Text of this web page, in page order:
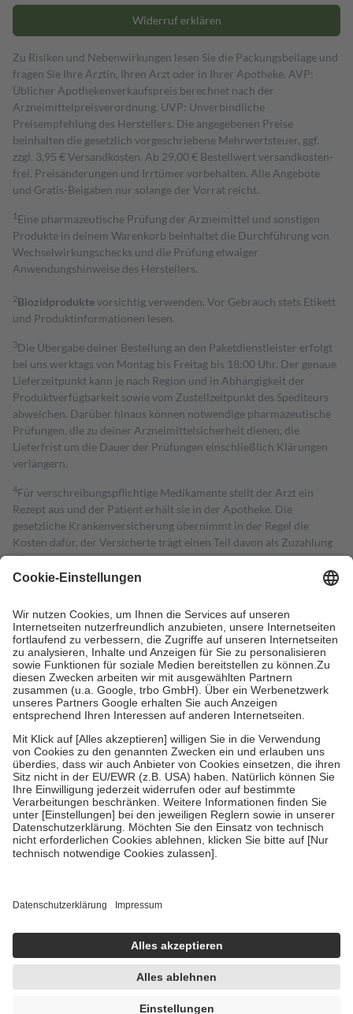
Widerruf erklären
Zu Risiken und Nebenwirkungen lesen Sie die Packungsbeilage und
fragen Sie Ihre Ärztin, Ihren Arzt oder in Ihrer Apotheke. AVP:
Üblicher Apothekenverkaufspreis berechnet nach der
Arzneimittelpreisverordnung. UVP: Unverbindliche
Preisempfehlung des Herstellers. Die angegebenen Preise
beinhalten die gesetzlich vorgeschriebene Mehrwertsteuer, ggf.
zzgl. 3,95 € Versandkosten. Ab 29,00 € Bestell­wert versand­kosten­
frei. Preisänderungen und Irrtümer vorbehalten. Alle Angebote
und Gratis-Beigaben nur solange der Vorrat reicht.
1 Eine pharmazeutische Prüfung der Arzneimittel und sonstigen
Produkte in deinem Warenkorb beinhaltet die Durchführung von
Wechselwirkungschecks und die Prüfung etwaiger
Anwendungshinweise des Herstellers.
2Biozidproduktevorsichtig verwenden. Vor Gebrauch stets Etikett
und Produktinformationen lesen.
3Die Übergabe deiner Bestellung an den Paketdienstleister erfolgt
bei uns werktags von Montag bis Freitag bis 18:00 Uhr. Der genaue
Lieferzeitpunkt kann je nach Region und in Abhängigkeit der
Produktverfügbarkeit sowie vom Zustellzeitpunkt des Spediteurs
abweichen. Darüber hinaus können notwendige pharmazeutische
Prüfungen, die zu deiner Arzneimittelsicherheit dienen, die
Lieferfrist um die Dauer der Prüfungen einschließlich Klärungen
verlängern.
4Für verschreibungspflichtige Medikamente stellt der Arzt ein
Rezept aus und der Patient erhält sie in der Apotheke. Die
gesetzliche Krankenversicherung übernimmt in der Regel die
Kosten dafür, der Versicherte trägt einen Teil davon als Zuzahlung
mit.
Grundsätzlich leisten Mitglieder Zuzahlungen in Höhe von zehn
höchstens zehn Euro.
Es sind jedoch nie mehr als die tatsächlichen
Kosten der Leistung zu entrichten.
Diese Regeln gelten grundsätzlich auch für Online-Apotheken.
Bei Heilmitteln und häuslicher Krankenpflege beträgt die
Zuzahlung zehn Prozent der Kosten sowie zehn Euro je
Verordnung.
Um das Engagement der Versicherten für ihre eigene Gesundheit zu
stärken und die besondere Stellung der Familie zu unterstützen,
fallenkeine Zuzahlungenan bei:
• Kindern und Jugendlichen bis zum vollendeten 18. Lebensjahr
mit Ausnahme der Fahrkosten
• Untersuchungen zur Vorsorge und Früherkennung, die von der
GKV getragen werden
• empfohlenen Schutzimpfungen
• Harn- und Blutteststreifen
getroffen, um sicherzustellen, dass es sich um echte Bewertungen
https://help.etrusted.com/hc/de/articles/4419944605341
Einige Bilder und Inhalte wurden unter Zuhilfenahme künstlicher